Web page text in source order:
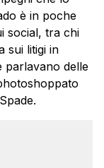
è in poche
social, tra chi
sui litigi in
parlavano delle